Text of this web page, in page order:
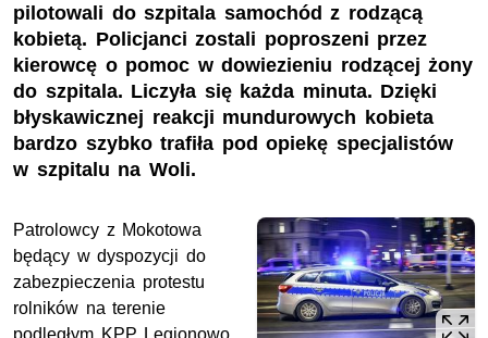
pilotowali do szpitala samochód z rodzącą
kobietą. Policjanci zostali poproszeni przez
kierowcę o pomoc w dowiezieniu rodzącej żony
do szpitala. Liczyła się każda minuta. Dzięki
błyskawicznej reakcji mundurowych kobieta
bardzo szybko trafiła pod opiekę specjalistów
w szpitalu na Woli.
Patrolowcy z Mokotowa
będący w dyspozycji do
zabezpieczenia protestu
rolników na terenie